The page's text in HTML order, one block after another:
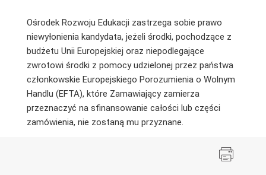
Ośrodek Rozwoju Edukacji zastrzega sobie prawo
niewyłonienia kandydata, jeżeli środki, pochodzące z
budżetu Unii Europejskiej oraz niepodlegające
zwrotowi środki z pomocy udzielonej przez państwa
członkowskie Europejskiego Porozumienia o Wolnym
Handlu (EFTA), które Zamawiający zamierza
przeznaczyć na sfinansowanie całości lub części
zamówienia, nie zostaną mu przyznane.